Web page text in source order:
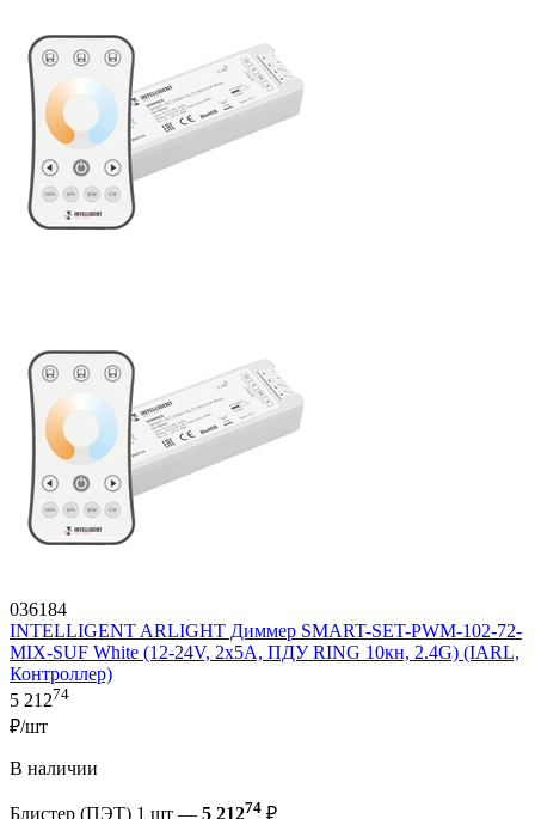
036184
INTELLIGENT ARLIGHT Диммер SMART-SET-PWM-102-72-
MIX-SUF White (12-24V, 2x5A, ПДУ RING 10кн, 2.4G) (IARL,
Контроллер)
5 21274
₽/шт
В наличии
Блистер (ПЭТ) 1 шт — 5 21274 ₽